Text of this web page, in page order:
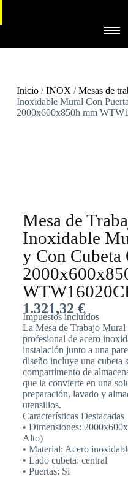
Inicio/INOX /Mesas de
Inoxidable Mural Con
2000x600x850h mm
Mesa de
Inoxidable
y Con Cubeta
1.321,32 €
Impuestos incluídos
La Mesa de Trabajo Mural
profesional de acero
instalación junto a una
diseño incluye una cubeta
compartimento de
que la convierte en una
preparación, lavado y
utensilios.
Características Destacadas
• Dimensiones:
Alto)
• Material: Acero
• Lado cubeta: central
• Puertas: Si